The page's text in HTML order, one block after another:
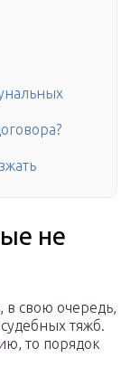
не
в свою очередь,
тяжб.
то порядок